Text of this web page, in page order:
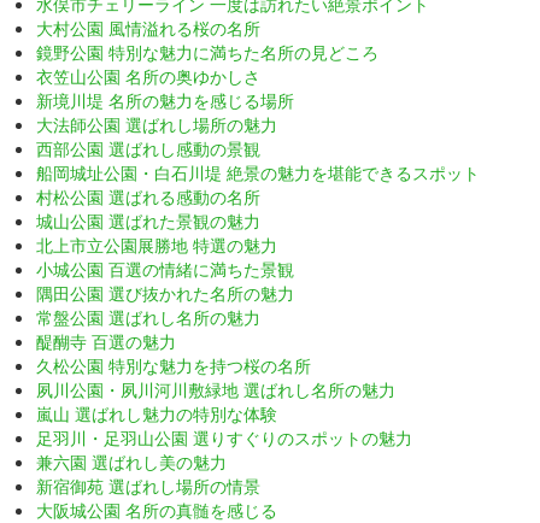
大村公園 風情溢れる桜の名所
鏡野公園 特別な魅力に満ちた名所の見どころ
衣笠山公園 名所の奥ゆかしさ
新境川堤 名所の魅力を感じる場所
大法師公園 選ばれし場所の魅力
西部公園 選ばれし感動の景観
船岡城址公園・白石川堤 絶景の魅力を堪能できるスポット
村松公園 選ばれる感動の名所
城山公園 選ばれた景観の魅力
北上市立公園展勝地 特選の魅力
小城公園 百選の情緒に満ちた景観
隅田公園 選び抜かれた名所の魅力
常盤公園 選ばれし名所の魅力
醍醐寺 百選の魅力
久松公園 特別な魅力を持つ桜の名所
夙川公園・夙川河川敷緑地 選ばれし名所の魅力
嵐山 選ばれし魅力の特別な体験
足羽川・足羽山公園 選りすぐりのスポットの魅力
兼六園 選ばれし美の魅力
新宿御苑 選ばれし場所の情景
大阪城公園 名所の真髄を感じる